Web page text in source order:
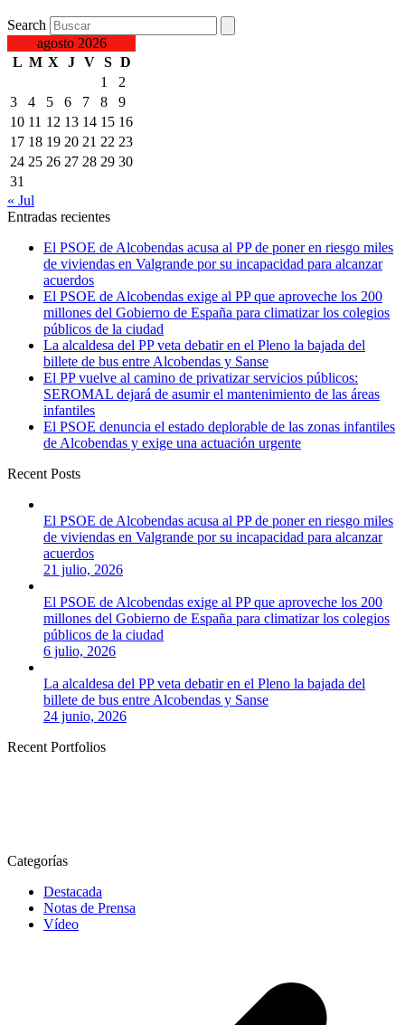
Search
agosto 2026
L M X J V S D
1
2
3
4 5 6 7 8
9
10 11 12 13 14 15 16
17 18 19 20 21 22 23
24 25 26 27 28 29 30
31
« Jul
Entradas recientes
El PSOE de Alcobendas acusa al PP de poner en riesgo miles
de viviendas en Valgrande por su incapacidad para alcanzar
acuerdos
El PSOE de Alcobendas exige al PP que aproveche los 200
millones del Gobierno de España para climatizar los colegios
públicos de la ciudad
La alcaldesa del PP veta debatir en el Pleno la bajada del
billete de bus entre Alcobendas y Sanse
El PP vuelve al camino de privatizar servicios públicos:
SEROMAL dejará de asumir el mantenimiento de las áreas
infantiles
El PSOE denuncia el estado deplorable de las zonas infantiles
de Alcobendas y exige una actuación urgente
Recent Posts
El PSOE de Alcobendas acusa al PP de poner en riesgo miles
de viviendas en Valgrande por su incapacidad para alcanzar
acuerdos
21 julio, 2026
El PSOE de Alcobendas exige al PP que aproveche los 200
millones del Gobierno de España para climatizar los colegios
públicos de la ciudad
6 julio, 2026
La alcaldesa del PP veta debatir en el Pleno la bajada del
billete de bus entre Alcobendas y Sanse
24 junio, 2026
Recent Portfolios
Categorías
Destacada
Notas de Prensa
Vídeo